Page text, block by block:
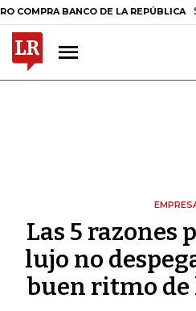
BANCO DE LA REPÚBLICA $
Las 5 razones
lujo no
buen ritmo de